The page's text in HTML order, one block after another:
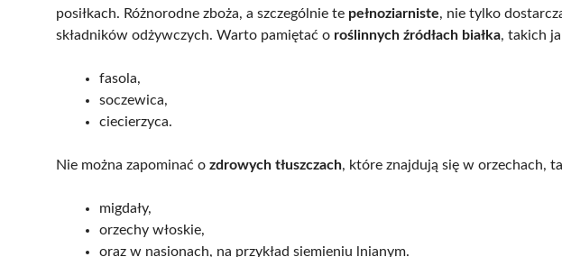
posiłkach. Różnorodne zboża, a szczególnie te pełnoziarniste, nie tylko
składników odżywczych. Warto pamiętać o roślinnych źródłach białka, takich
fasola,
soczewica,
ciecierzyca.
Nie można zapominać o zdrowych tłuszczach, które znajdują się w orzechach,
migdały,
orzechy włoskie,
oraz w nasionach, na przykład siemieniu lnianym.